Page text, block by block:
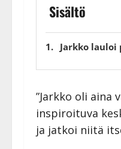
Sisältö
Jarkko lauloi
”Jarkko oli aina
inspiroituva
ja jatkoi niitä